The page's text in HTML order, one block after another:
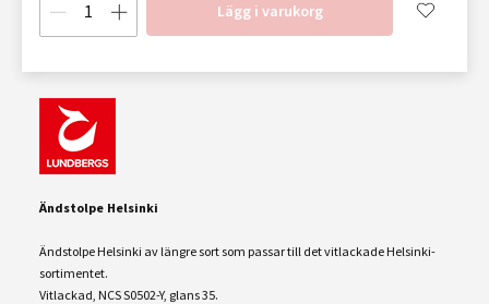
Lägg i varukorg
Ändstolpe Helsinki
Ändstolpe Helsinki av längre sort som passar till det vitlackade Helsinki-
sortimentet.
Vitlackad, NCS S0502-Y, glans 35.